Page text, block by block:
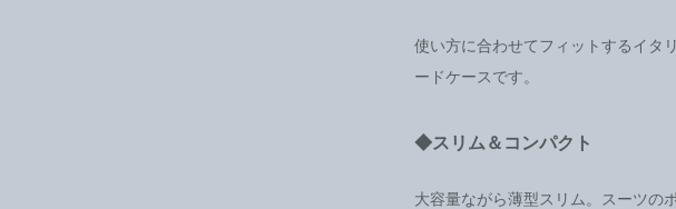
使い方に合わせてフィットするイタ
ードケースです。
◆スリム＆コンパクト
大容量ながら薄型スリム。スーツの